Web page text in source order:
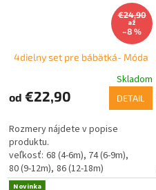
€24,90
až
–8 %
4dielny set pre bábätká- Móda
Skladom
od €22,90 DETAIL
Rozmery nájdete v popise
produktu.
68 (4-6m) 74 (6-9m)
80 (9-12m) 86 (12-18m)
Novinka